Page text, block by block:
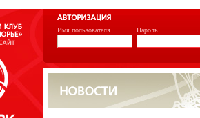
Имя пользователя Пароль